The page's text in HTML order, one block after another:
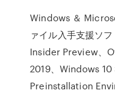
Windows ＆
ァイル入手支援ソ
Insider Preview、
2019、Windows
Preinstallation